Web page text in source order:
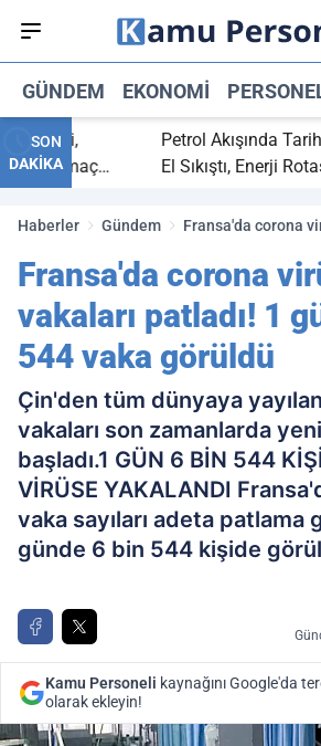
GÜNDEM EKONOMI
SON
DAKİKA
bitti,
maç
Petrol Akışında
El Sıkıştı, Enerji
Haberler Gündem
Fransa'da corona
Fransa'da corona
vakaları patladı! 1
544 vaka görüldü
Çin'den tüm dünyaya
vakaları son zamanlarda
başladı.1 GÜN 6 BİN 544
VİRÜSE YAKALANDI
vaka sayıları adeta patlama
günde 6 bin 544 kişide
Kamu Personeli kaynağını Google'da
olarak ekleyin!